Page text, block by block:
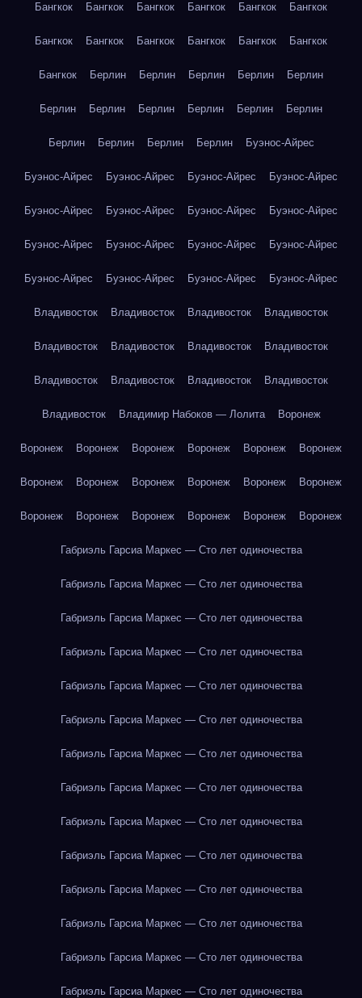
Бангкок Бангкок Бангкок Бангкок Бангкок Бангкок
Бангкок Бангкок Бангкок Бангкок Бангкок Бангкок
Бангкок Берлин Берлин Берлин Берлин Берлин
Берлин Берлин Берлин Берлин Берлин Берлин
Берлин Берлин Берлин Берлин Буэнос-Айрес
Буэнос-Айрес Буэнос-Айрес Буэнос-Айрес Буэнос-Айрес
Буэнос-Айрес Буэнос-Айрес Буэнос-Айрес Буэнос-Айрес
Буэнос-Айрес Буэнос-Айрес Буэнос-Айрес Буэнос-Айрес
Буэнос-Айрес Буэнос-Айрес Буэнос-Айрес Буэнос-Айрес
Владивосток Владивосток Владивосток Владивосток
Владивосток Владивосток Владивосток Владивосток
Владивосток Владивосток Владивосток Владивосток
Владивосток Владимир Набоков — Лолита Воронеж
Воронеж Воронеж Воронеж Воронеж Воронеж Воронеж
Воронеж Воронеж Воронеж Воронеж Воронеж Воронеж
Воронеж Воронеж Воронеж Воронеж Воронеж Воронеж
Габриэль Гарсиа Маркес — Сто лет одиночества
Габриэль Гарсиа Маркес — Сто лет одиночества
Габриэль Гарсиа Маркес — Сто лет одиночества
Габриэль Гарсиа Маркес — Сто лет одиночества
Габриэль Гарсиа Маркес — Сто лет одиночества
Габриэль Гарсиа Маркес — Сто лет одиночества
Габриэль Гарсиа Маркес — Сто лет одиночества
Габриэль Гарсиа Маркес — Сто лет одиночества
Габриэль Гарсиа Маркес — Сто лет одиночества
Габриэль Гарсиа Маркес — Сто лет одиночества
Габриэль Гарсиа Маркес — Сто лет одиночества
Габриэль Гарсиа Маркес — Сто лет одиночества
Габриэль Гарсиа Маркес — Сто лет одиночества
Габриэль Гарсиа Маркес — Сто лет одиночества